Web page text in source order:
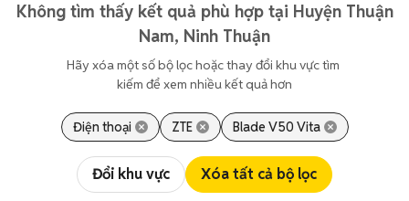
Không tìm thấy kết quả phù hợp tại Huyện Thuận
Nam, Ninh Thuận
Hãy xóa một số bộ lọc hoặc thay đổi khu vực tìm
kiếm để xem nhiều kết quả hơn
Điện thoại ZTE Blade V50 Vita
Đổi khu vực Xóa tất cả bộ lọc